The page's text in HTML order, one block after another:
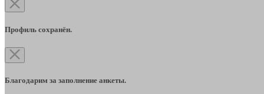
Профиль сохранён.
Благодарим за заполнение анкеты.